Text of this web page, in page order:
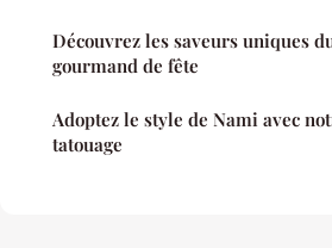
Découvrez les saveurs uniques
gourmand de fête
Adoptez le style de Nami avec
tatouage